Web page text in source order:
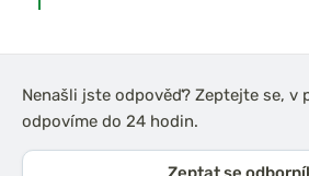
Nenašli jste odpověď? Zeptejte se, v
odpovíme do 24 hodin.